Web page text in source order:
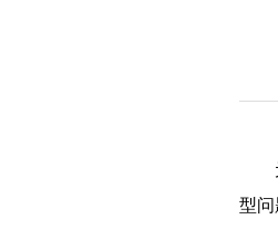
型问